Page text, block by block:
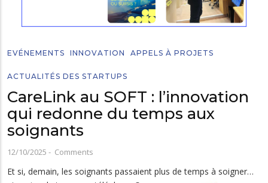
EVÉNEMENTS INNOVATION APPELS À PROJETS
ACTUALITÉS DES STARTUPS
CareLink au SOFT : l’innovation
qui redonne du temps aux
soignants
12/10/2025 - Comments
Et si, demain, les soignants passaient plus de temps à soigner…